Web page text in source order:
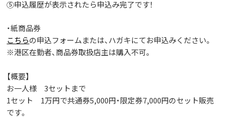
⑤申込履歴が表示されたら申込み完了です！
・紙商品券
こちらの申込フォームまたは、ハガキにてお申込みください。
※港区在勤者、商品券取扱店主は購入不可。
【概要】
お一人様3セットまで
1セット 1万円で共通券5,000円・限定券7,000円のセット販売
です。